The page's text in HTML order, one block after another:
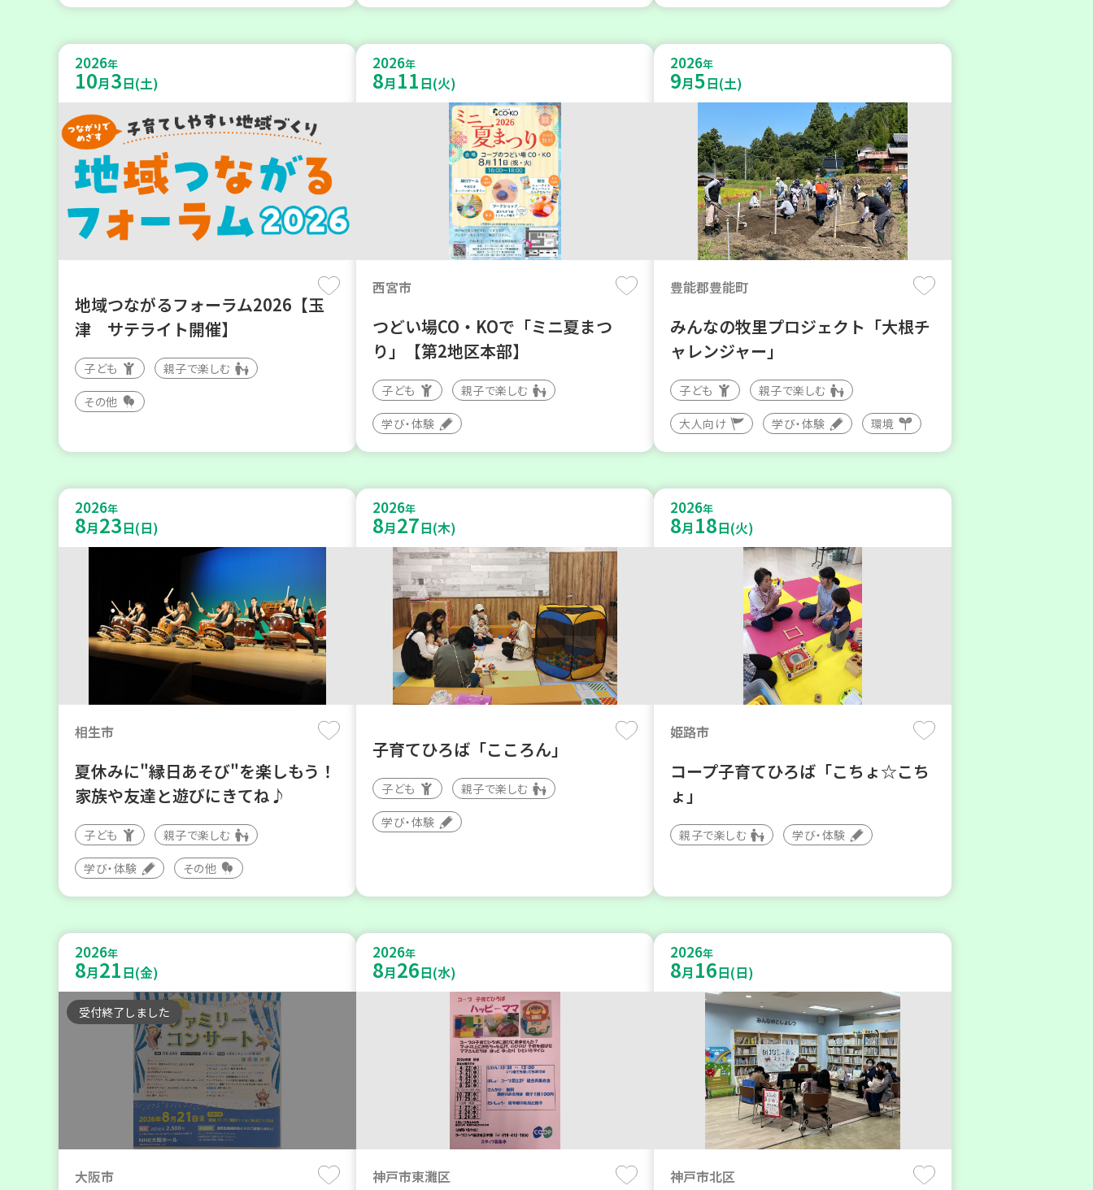
2026年
10月3日(土)
地域つながるフォーラム2026【玉
津 サテライト開催】
子ども 親子で楽しむ
その他
2026年
8月 11日(火)
西宮市
つどい場CO・KOで「ミニ夏まつ
り」【第2地区本部】
子ども 親子で楽しむ
学び・体験
2026年
9月5日(土)
豊能郡豊能町
みんなの牧里プロジェクト「大根チ
ャレンジャー」
子ども 親子で楽しむ
大人向け 学び・体験 環境
2026年
8月23日(日)
相生市
夏休みに"縁日あそび"を楽しもう！
家族や友達と遊びにきてね♪
子ども 親子で楽しむ
学び・体験 その他
2026年
8月27日(木)
子育てひろば「こころん」
子ども 親子で楽しむ
学び・体験
2026年
8月 18日(火)
姫路市
コープ子育てひろば「こちょ☆こち
ょ」
親子で楽しむ 学び・体験
2026年
8月21日(金)
受付終了しました
大阪市
2026年
8月26日(水)
神戸市東灘区
2026年
8月 16日(日)
神戸市北区